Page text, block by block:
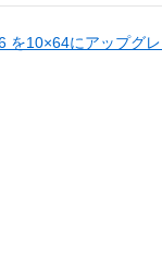
を10×64にアップグ